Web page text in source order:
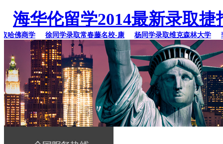
海华伦留学2014最新录取捷
佛商学 徐同学录取常春藤名校-康 杨同学录取维克森林大学 李